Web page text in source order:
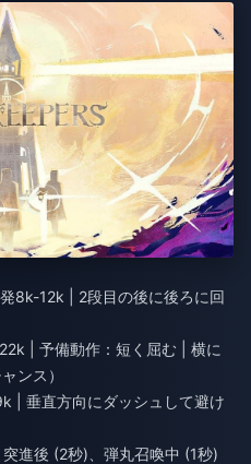
8k-12k | 2段目の後に後ろに回
| 予備動作：短く屈む | 横に
ンス）
| 垂直方向にダッシュして避け
進後 (2秒)、弾丸召喚中 (1秒)